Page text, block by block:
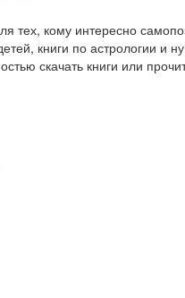
тех, кому интересно
книги по астрологии
скачать книги или